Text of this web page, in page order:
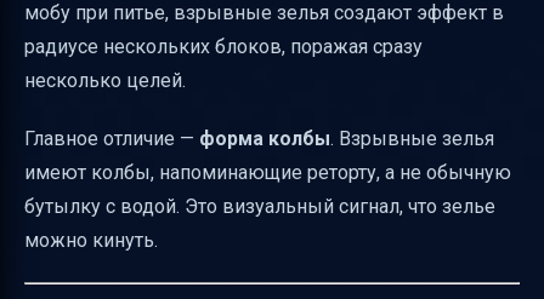
Итог
Полезные ссылки
мобу при питье, взрывные зелья создают эффект в
радиусе нескольких блоков, поражая сразу
несколько целей.
Главное отличие — форма колбы. Взрывные зелья
имеют колбы, напоминающие реторту, а не обычную
бутылку с водой. Это визуальный сигнал, что зелье
можно кинуть.